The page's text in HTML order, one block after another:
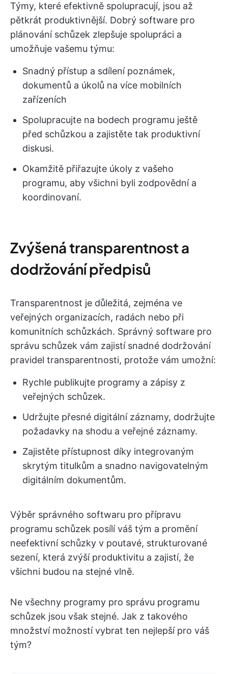
Týmy, které efektivně spolupracují, jsou až
pětkrát produktivnější. Dobrý software pro
plánování schůzek zlepšuje spolupráci a
umožňuje vašemu týmu:
Snadný přístup a sdílení poznámek,
dokumentů a úkolů na více mobilních
zařízeních
Spolupracujte na bodech programu ještě
před schůzkou a zajistěte tak produktivní
diskusi.
Okamžitě přiřazujte úkoly z vašeho
programu, aby všichni byli zodpovědní a
koordinovaní.
Zvýšená transparentnost a
dodržování předpisů
Transparentnost je důležitá, zejména ve
veřejných organizacích, radách nebo při
komunitních schůzkách. Správný software pro
správu schůzek vám zajistí snadné dodržování
pravidel transparentnosti, protože vám umožní:
Rychle publikujte programy a zápisy z
veřejných schůzek.
Udržujte přesné digitální záznamy, dodržujte
požadavky na shodu a veřejné záznamy.
Zajistěte přístupnost díky integrovaným
skrytým titulkům a snadno navigovatelným
digitálním dokumentům.
Výběr správného softwaru pro přípravu
programu schůzek posílí váš tým a promění
neefektivní schůzky v poutavé, strukturované
sezení, která zvýší produktivitu a zajistí, že
všichni budou na stejné vlně.
Ne všechny programy pro správu programu
schůzek jsou však stejné. Jak z takového
množství možností vybrat ten nejlepší pro váš
tým?